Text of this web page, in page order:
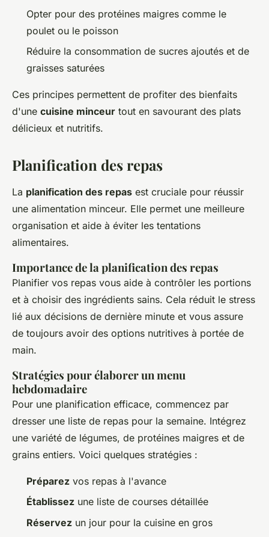
Opter pour des protéines maigres comme le
poulet ou le poisson
Réduire la consommation de sucres ajoutés et de
graisses saturées
Ces principes permettent de profiter des bienfaits
d'une cuisine minceur tout en savourant des plats
délicieux et nutritifs.
Planification des repas
La planification des repas est cruciale pour réussir
une alimentation minceur. Elle permet une meilleure
organisation et aide à éviter les tentations
alimentaires.
Importance de la planification des repas
Planifier vos repas vous aide à contrôler les portions
et à choisir des ingrédients sains. Cela réduit le stress
lié aux décisions de dernière minute et vous assure
de toujours avoir des options nutritives à portée de
main.
Stratégies pour élaborer un menu
hebdomadaire
Pour une planification efficace, commencez par
dresser une liste de repas pour la semaine. Intégrez
une variété de légumes, de protéines maigres et de
grains entiers. Voici quelques stratégies :
Préparez vos repas à l'avance
Établissez une liste de courses détaillée
Réservez un jour pour la cuisine en gros